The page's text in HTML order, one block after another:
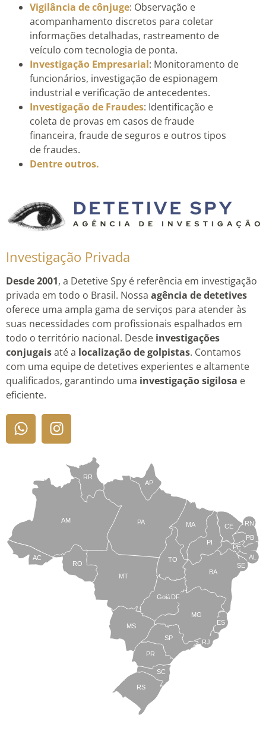
Vigilância de cônjuge: Observação e
acompanhamento discretos para coletar
informações detalhadas, rastreamento de
veículo com tecnologia de ponta.
Investigação Empresarial: Monitoramento de
funcionários, investigação de espionagem
industrial e verificação de antecedentes.
Investigação de Fraudes: Identificação e
coleta de provas em casos de fraude
financeira, fraude de seguros e outros tipos
de fraudes.
Dentre outros.
Investigação Privada
Desde 2001, a Detetive Spy é referência em investigação
privada em todo o Brasil. Nossa agência de detetives
oferece uma ampla gama de serviços para atender às
suas necessidades com profissionais espalhados em
todo o território nacional. Desde investigações
conjugaisaté a localização de golpistas. Contamos
com uma equipe de detetives experientes e altamente
qualificados, garantindo uma investigação sigilosa e
eficiente.
TO
BA
SE
PE
AL
RN
CE
PI
MA
AP
PA
RR
AM
AC
RO
MT
MS
Goiás
PR
SC
RS
SP
MG
RJ
ES
DF
PB